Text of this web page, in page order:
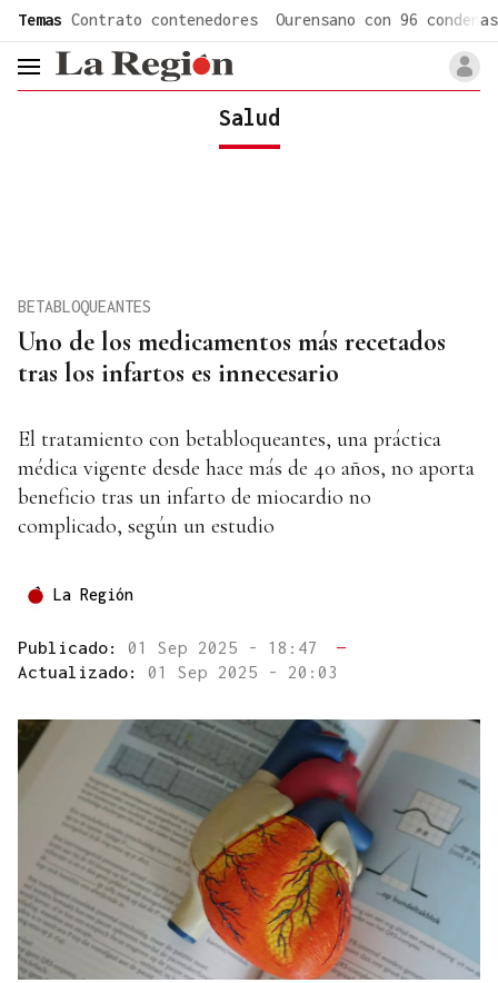
Temas Contrato contenedores Ourensano con 96 condenas
header.menu.open
Salud
Uno de los medicamentos más recetados
tras los infartos es innecesario
BETABLOQUEANTES
El tratamiento con betabloqueantes, una práctica
médica vigente desde hace más de 40 años, no aporta
beneficio tras un infarto de miocardio no
complicado, según un estudio
La Región
Publicado: 01 Sep 2025 - 18:47
—
Actualizado: 01 Sep 2025 - 20:03